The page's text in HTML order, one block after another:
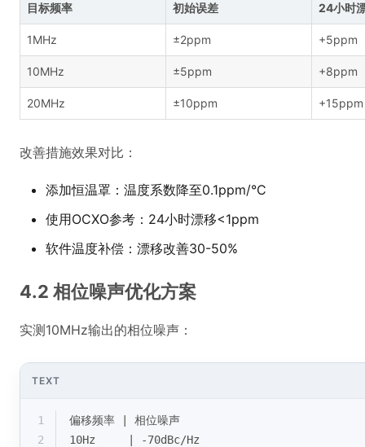
目标频率 初始误差 24小时
1MHz ±2ppm +5ppm
10MHz ±5ppm +8ppm
20MHz ±10ppm +15ppm
改善措施效果对比：
添加恒温罩：温度系数降至0.1ppm/°C
使用OCXO参考：24小时漂移<1ppm
软件温度补偿：漂移改善30-50%
4.2 相位噪声优化方案
实测10MHz输出的相位噪声：
TEXT
1
偏移频率 | 相位噪声
2
10Hz     | -70dBc/Hz